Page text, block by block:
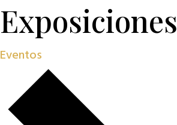
Exposiciones
Eventos